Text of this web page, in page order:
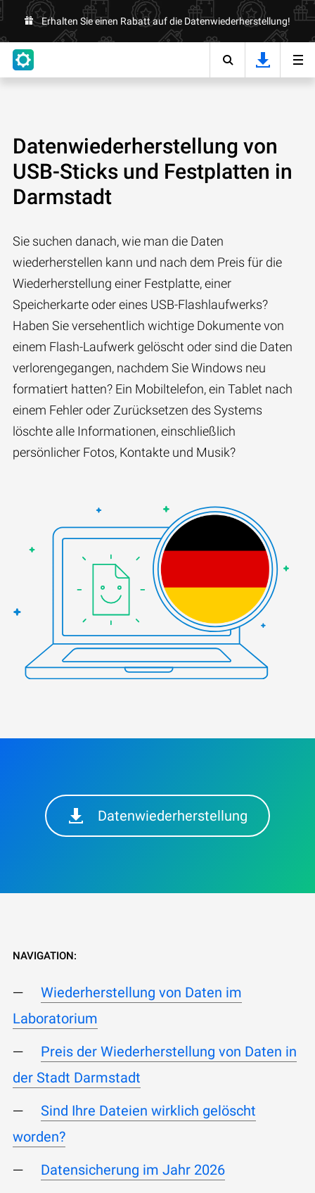
Erhalten Sie einen Rabatt auf die Datenwiederherstellung!
Datenwiederherstellung von
USB-Sticks und Festplatten in
Darmstadt
Sie suchen danach, wie man die Daten
wiederherstellen kann und nach dem Preis für die
Wiederherstellung einer Festplatte, einer
Speicherkarte oder eines USB-Flashlaufwerks?
Haben Sie versehentlich wichtige Dokumente von
einem Flash-Laufwerk gelöscht oder sind die Daten
verlorengegangen, nachdem Sie Windows neu
formatiert hatten? Ein Mobiltelefon, ein Tablet nach
einem Fehler oder Zurücksetzen des Systems
löschte alle Informationen, einschließlich
persönlicher Fotos, Kontakte und Musik?
Datenwiederherstellung
NAVIGATION:
Wiederherstellung von Daten im
Laboratorium
Preis der Wiederherstellung von Daten in
der Stadt Darmstadt
Sind Ihre Dateien wirklich gelöscht
worden?
Datensicherung im Jahr 2026